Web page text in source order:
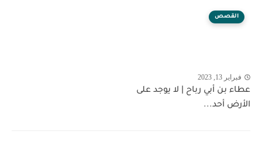
القصص
فبراير 13, 2023
عطاء بن أبي رباح | لا يوجد على
الأرض أحد...